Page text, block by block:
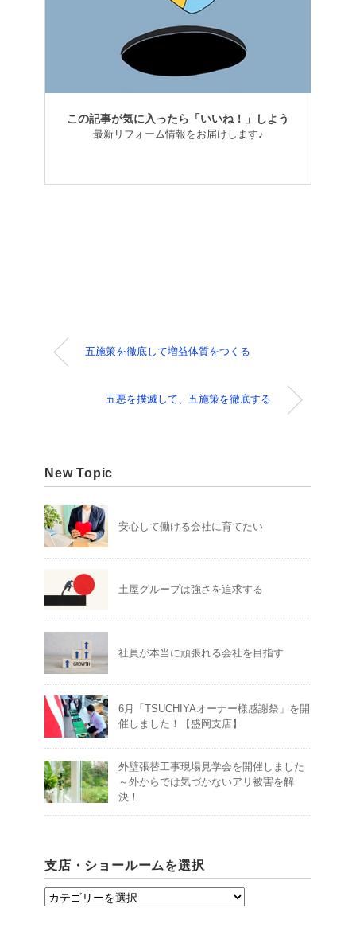
この記事が気に入ったら「いいね！」しよう
最新リフォーム情報をお届けします♪
五施策を徹底して増益体質をつくる
五悪を撲滅して、五施策を徹底する
New Topic
安心して働ける会社に育てたい
土屋グループは強さを追求する
社員が本当に頑張れる会社を目指す
6月「TSUCHIYAオーナー様感謝祭」を開
催しました！【盛岡支店】
外壁張替工事現場見学会を開催しました
～外からでは気づかないアリ被害を解
決！
支店・ショールームを選択
支